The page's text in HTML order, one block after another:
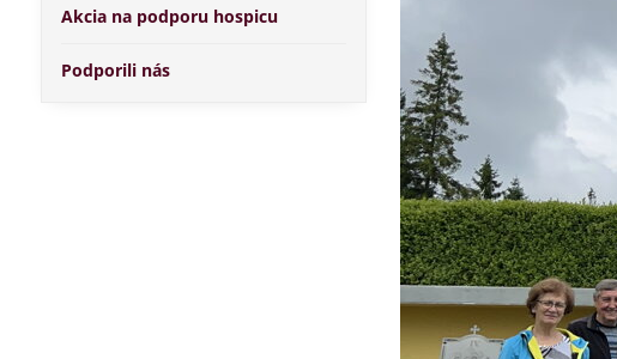
Akcia na podporu hospicu
Podporili nás